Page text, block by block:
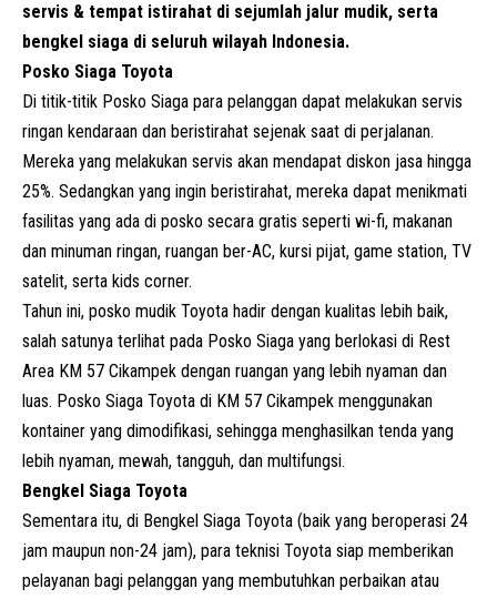
servis & tempat istirahat di sejumlah jalur mudik, serta
bengkel siaga di seluruh wilayah Indonesia.
Posko Siaga Toyota
Di titik-titik Posko Siaga para pelanggan dapat melakukan servis
ringan kendaraan dan beristirahat sejenak saat di perjalanan.
Mereka yang melakukan servis akan mendapat diskon jasa hingga
25%. Sedangkan yang ingin beristirahat, mereka dapat menikmati
fasilitas yang ada di posko secara gratis seperti wi-fi, makanan
dan minuman ringan, ruangan ber-AC, kursi pijat, game station, TV
satelit, serta kids corner.
Tahun ini, posko mudik Toyota hadir dengan kualitas lebih baik,
salah satunya terlihat pada Posko Siaga yang berlokasi di Rest
Area KM 57 Cikampek dengan ruangan yang lebih nyaman dan
luas. Posko Siaga Toyota di KM 57 Cikampek menggunakan
kontainer yang dimodifikasi, sehingga menghasilkan tenda yang
lebih nyaman, mewah, tangguh, dan multifungsi.
Bengkel Siaga Toyota
Sementara itu, di Bengkel Siaga Toyota (baik yang beroperasi 24
jam maupun non-24 jam), para teknisi Toyota siap memberikan
pelayanan bagi pelanggan yang membutuhkan perbaikan atau